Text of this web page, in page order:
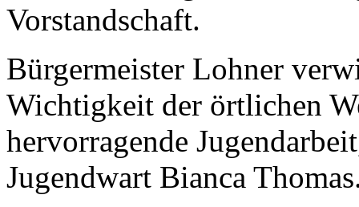
Vorstandschaft.
Bürgermeister Lohner
Wichtigkeit der örtlichen
hervorragende
Jugendwart Bianca